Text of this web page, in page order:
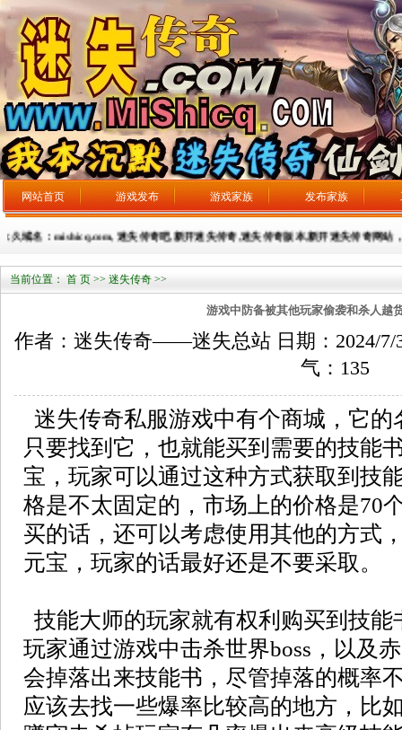
网站首页 游戏发布 游戏家族 发布家族
名：mishicq.com, 迷失传奇吧,新开迷失传奇,迷失传奇版本,新开迷失传奇网站，广
当前位置： 首 页 >> 迷失传奇 >>
游戏中防备被其他玩家偷袭和杀人越
作者：迷失传奇——迷失总站 日期：2024/7/
气： 135
迷失传奇私服游戏中有个商城，它
只要找到它，也就能买到需要的技能
宝，玩家可以通过这种方式获取到技
格是不太固定的，市场上的价格是70
买的话，还可以考虑使用其他的方式
元宝，玩家的话最好还是不要采取。
技能大师的玩家就有权利购买到技
玩家通过游戏中击杀世界boss，以及
会掉落出来技能书，尽管掉落的概率
应该去找一些爆率比较高的地方，比